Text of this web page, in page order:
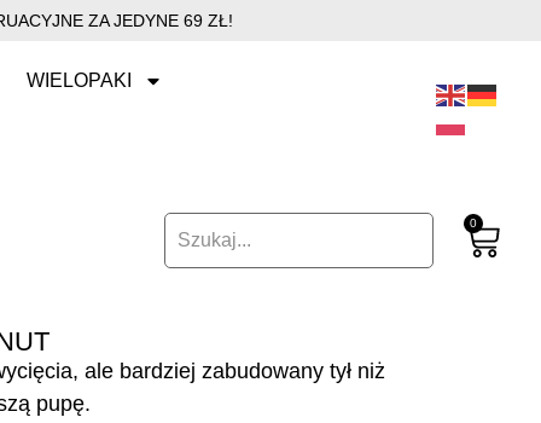
ZA JEDYNE 69 ZŁ!
WIELOPAKI
0
ale bardziej zabudowany tył niż
pupę.